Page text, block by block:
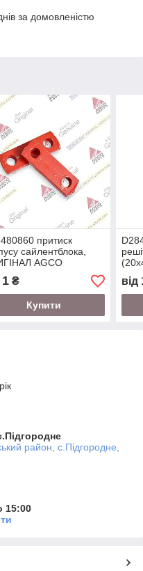
за домовленістю
притиск
сайлентблока,
AGCO
1₴
Купити
від
район, с.Підгородне,
15:00